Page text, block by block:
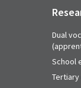
Dual
School